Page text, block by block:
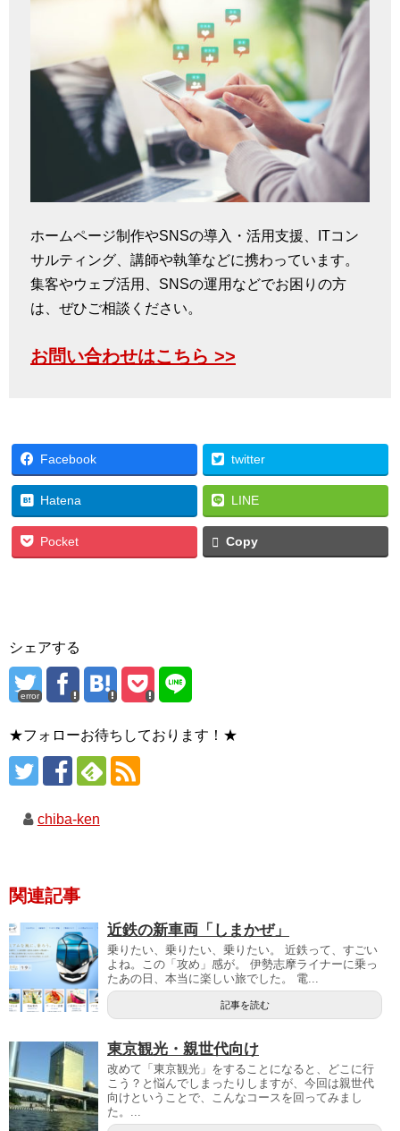
ホームページ制作やSNSの導入・活用支援、ITコン
サルティング、講師や執筆などに携わっています。
集客やウェブ活用、SNSの運用などでお困りの方
は、ぜひご相談ください。
お問い合わせはこちら >>
Facebook twitter
Hatena LINE
Pocket Copy
シェアする
error
★フォローお待ちしております！★
chiba-ken
関連記事
近鉄の新車両「しまかぜ」
乗りたい、乗りたい、乗りたい。 近鉄って、すごい
よね。この「攻め」感が。 伊勢志摩ライナーに乗っ
たあの日、本当に楽しい旅でした。 電...
記事を読む
東京観光・親世代向け
改めて「東京観光」をすることになると、どこに行
こう？と悩んでしまったりしますが、今回は親世代
向けということで、こんなコースを回ってみまし
た。...